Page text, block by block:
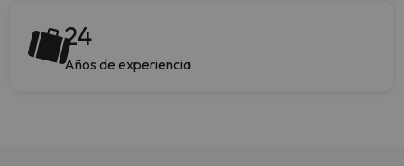
24
Años de experiencia